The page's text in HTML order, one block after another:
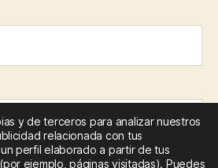
electrónico y web en este
y de terceros para analizar nuestros
relacionada con tus
perfil elaborado a partir de tus
ejemplo, páginas visitadas). Puedes